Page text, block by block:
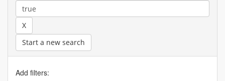
Start a new search
Add filters: